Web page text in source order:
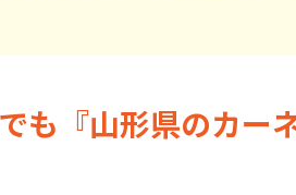
も『山形県のカー